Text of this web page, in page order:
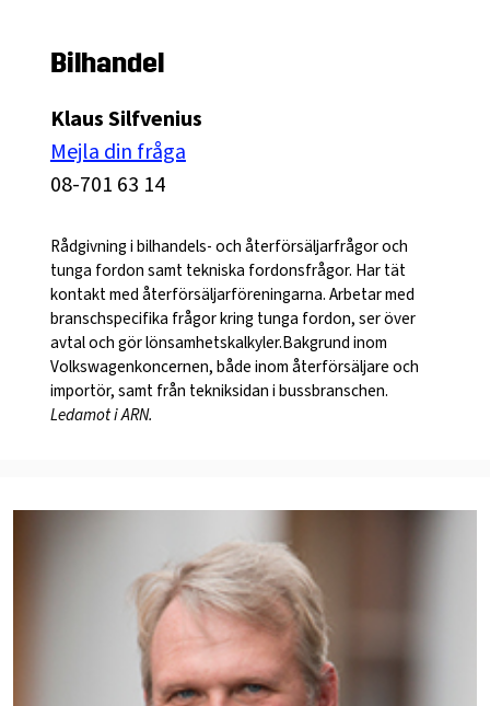
Bilhandel
Klaus Silfvenius
Mejla din fråga
08-701 63 14
Rådgivning i bilhandels- och återförsäljarfrågor och
tunga fordon samt tekniska fordonsfrågor. Har tät
kontakt med återförsäljarföreningarna. Arbetar med
branschspecifika frågor kring tunga fordon, ser över
avtal och gör lönsamhetskalkyler.Bakgrund inom
Volkswagenkoncernen, både inom återförsäljare och
importör, samt från tekniksidan i bussbranschen.
Ledamot i ARN.